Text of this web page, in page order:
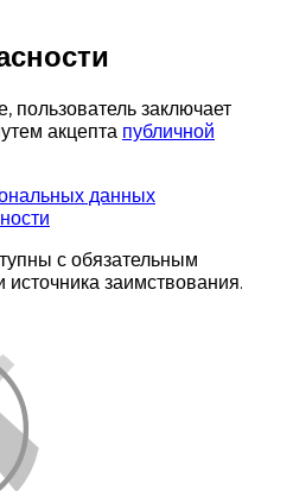
заключает
акцепта публичной
данных
с обязательным
заимствования.